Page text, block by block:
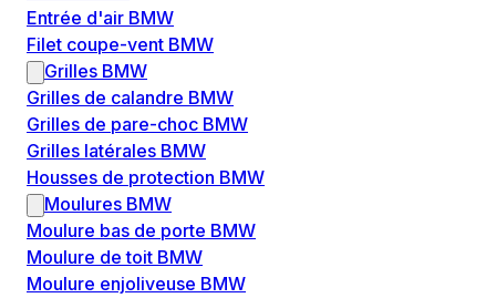
Entrée d'air BMW
Filet coupe-vent BMW
Grilles BMW
Grilles de calandre BMW
Grilles de pare-choc BMW
Grilles latérales BMW
Housses de protection BMW
Moulures BMW
Moulure bas de porte BMW
Moulure de toit BMW
Moulure enjoliveuse BMW